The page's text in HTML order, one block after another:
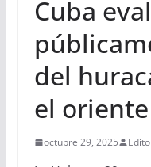
Cuba
del
el oriente
octubre 29, 2025